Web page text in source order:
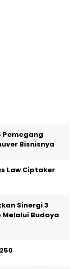
Pemegang
Bisnisnya
Law Ciptaker
Sinergi 3
Melalui Budaya